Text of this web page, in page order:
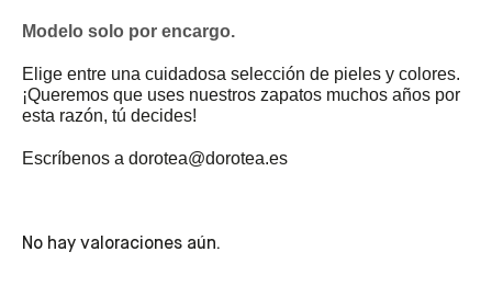
Modelo solo por encargo.
Elige entre una cuidadosa selección de pieles y colores.
¡Queremos que uses nuestros zapatos muchos años por
esta razón, tú decides!
Escríbenos a dorotea@dorotea.es
No hay valoraciones aún.